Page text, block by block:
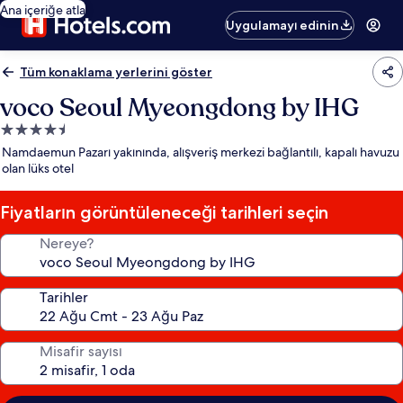
Ana içeriğe atla
Uygulamayı edinin
Tüm konaklama yerlerini göster
voco Seoul Myeongdong by IHG
4.5
yıldızlı
konaklama
yeri
Namdaemun Pazarı yakınında, alışveriş merkezi bağlantılı, kapalı havuzu
olan lüks otel
Fiyatların görüntüleneceği tarihleri seçin
Nereye?
Tarihler
Misafir sayısı